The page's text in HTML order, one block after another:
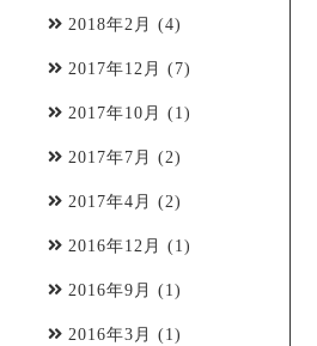
2018年2月 (4)
2017年12月 (7)
2017年10月 (1)
2017年7月 (2)
2017年4月 (2)
2016年12月 (1)
2016年9月 (1)
2016年3月 (1)